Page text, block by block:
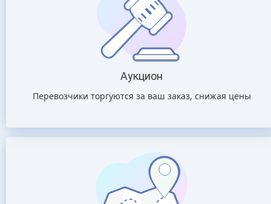
Аукцион
Перевозчики торгуются за ваш заказ, снижая цены